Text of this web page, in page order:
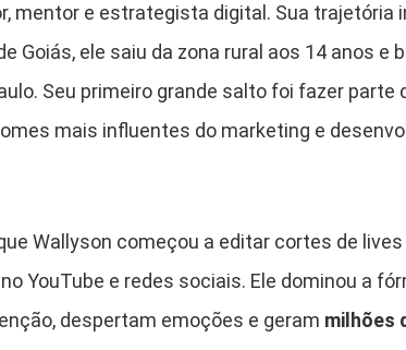
mentor e estrategista digital. Sua trajetória
Goiás, ele saiu da zona rural aos 14 anos e
Seu primeiro grande salto foi fazer parte
mais influentes do marketing e
Wallyson começou a editar cortes de
YouTube e redes sociais. Ele dominou a
despertam emoções e geram milhões